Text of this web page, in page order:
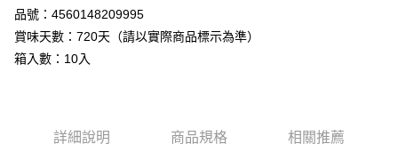
AFTEE先享後付
相關說明
【關於「AFTEE先享後付」】
３．安心：先確認商品／服務後，再付款。
每筆NT$120，滿NT$899(含以上)免運費
品號：4560148209995
賞味天數：720天（請以實際商品標示為準）
箱入數：10入
詳細說明 商品規格 相關推薦